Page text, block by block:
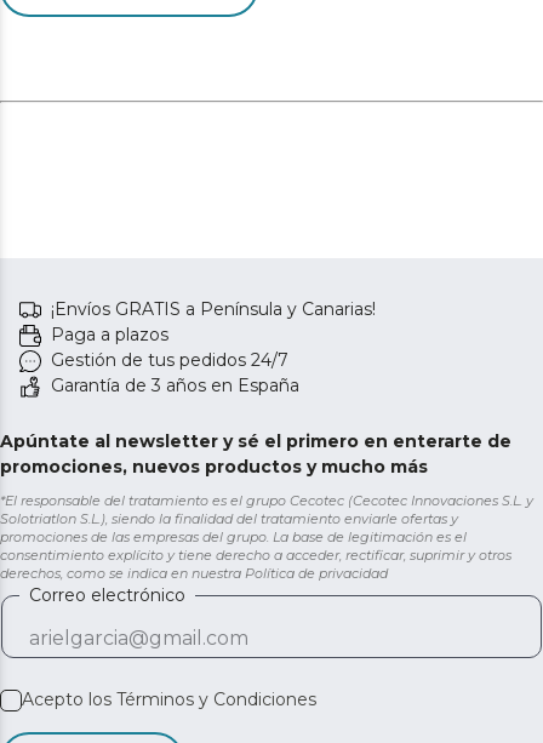
¡Envíos GRATIS a Península y Canarias!
Paga a plazos
Gestión de tus pedidos 24/7
Garantía de 3 años en España
Apúntate al newsletter y sé el primero en enterarte de
promociones, nuevos productos y mucho más
*El responsable del tratamiento es el grupo Cecotec (Cecotec Innovaciones S.L. y
Solotriatlon S.L.), siendo la finalidad del tratamiento enviarle ofertas y
promociones de las empresas del grupo. La base de legitimación es el
consentimiento explícito y tiene derecho a acceder, rectificar, suprimir y otros
derechos, como se indica en nuestra Política de privacidad
Correo electrónico
Acepto los Términos y Condiciones